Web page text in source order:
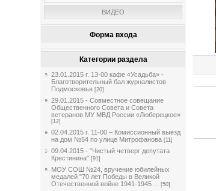
ВИДЕО
Форма входа
Категории раздела
23.01.2015 г. 13-00 кафе «Усадьба» -
Благотворительный бал журналистов
Подмосковья [20]
29.01.2015 - Совместное совещание
Общественного Совета и Совета
ветеранов МУ МВД России «Люберецкое»
[12]
02.04.2015 г. 11-00 – Комиссионный выезд
на дом №54 по улице Митрофанова [11]
09.04.2015 - "Чистый четверг депутата
Крестинина" [91]
МОУ СОШ №24, вручение юбилейных
медалей "70 лет Победы в Великой
Отечественной войне 1941-1945 ...
[50]